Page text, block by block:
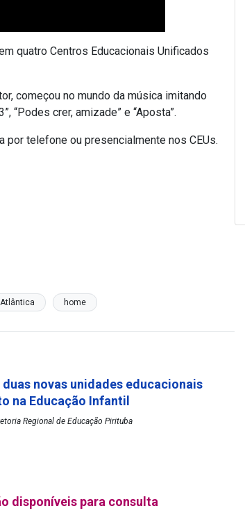
quatro Centros Educacionais Unificados
começou no mundo da música imitando
“Podes crer, amizade” e “Aposta”.
telefone ou presencialmente nos CEUs.
home
novas unidades educacionais
na Educação Infantil
Regional de Educação Pirituba
disponíveis para consulta